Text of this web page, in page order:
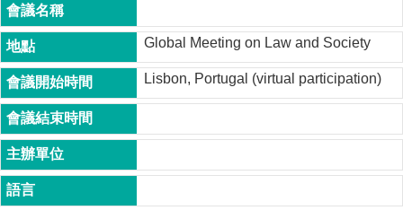
班
在
職
專
班
學
術
研
究
Global Meeting on Law and Society
Lisbon, Portugal (virtual participation)